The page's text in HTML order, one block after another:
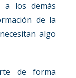
a los demás
de la
algo
de forma